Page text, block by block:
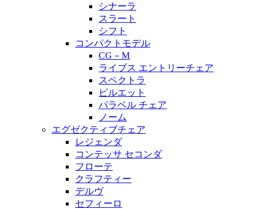
シナーラ
スラート
シフト
コンパクトモデル
CG－M
ライブス エントリーチェア
スペクトラ
ピルエット
パラベル チェア
ノーム
エグゼクティブチェア
レジェンダ
コンテッサ セコンダ
フローテ
クラフティー
デルヴ
セフィーロ